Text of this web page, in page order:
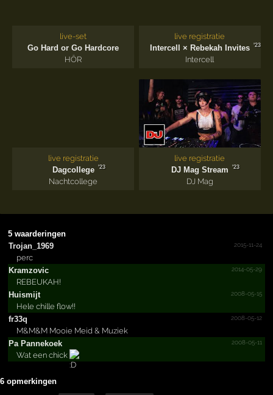
live-set
Go Hard or Go Hardcore
HÖR
live registratie
Intercell × Rebekah Invites
'23
Intercell
live registratie
Dagcollege
'23
Nachtcollege
live registratie
DJ Mag Stream
'23
DJ Mag
5 waarderingen
Trojan_1969
2015-11-24
perc
Kramzovic
2014-05-29
REBEUKAH!
Huismijt
2008-05-15
Hele chille flow!!
fr33q
2008-05-12
M&M&M Mooie Meid & Muziek
Pa Pannekoek
2008-05-11
Wat een chick
6 opmerkingen